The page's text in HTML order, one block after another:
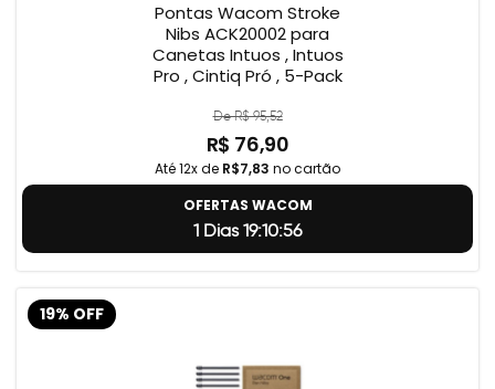
Pontas Wacom Stroke
Nibs ACK20002 para
Canetas Intuos , Intuos
Pro , Cintiq Pró , 5-Pack
De R$ 95,52
R$ 76,90
Até 12x de R$7,83 no cartão
OFERTAS WACOM
1 Dias 19:10:55
19% OFF